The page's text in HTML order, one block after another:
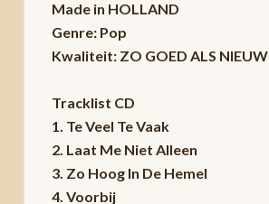
Made in HOLLAND
Genre: Pop
Kwaliteit: ZO GOED ALS NIEUW
Tracklist CD
1. Te Veel Te Vaak
2. Laat Me Niet Alleen
3. Zo Hoog In De Hemel
4. Voorbij